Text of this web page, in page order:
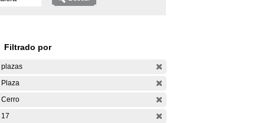
Filtrado por
plazas
Plaza
Cerro
17